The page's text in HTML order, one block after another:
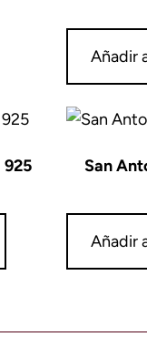
Añadir
San
Añadir